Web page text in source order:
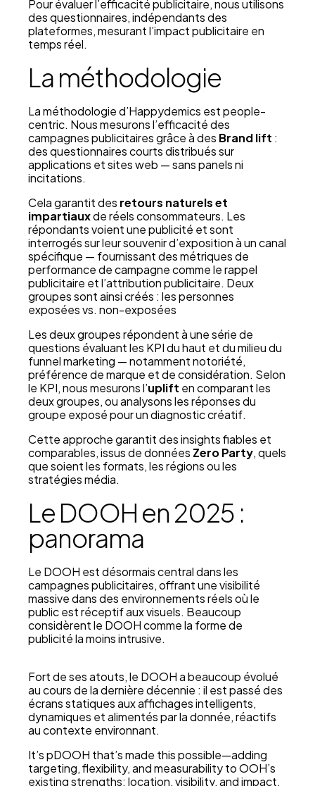
Pour évaluer l’efficacité publicitaire, nous utilisons
des questionnaires, indépendants des
plateformes, mesurant l’impact publicitaire en
temps réel.
La méthodologie
La méthodologie d’Happydemics est people-
centric. Nous mesurons l’efficacité des
campagnes publicitaires grâce à des Brand lift :
des questionnaires courts distribués sur
applications et sites web — sans panels ni
incitations.
Cela garantit des retours naturels et
impartiauxde réels consommateurs. Les
répondants voient une publicité et sont
interrogés sur leur souvenir d’exposition à un canal
spécifique — fournissant des métriques de
performance de campagne comme le rappel
publicitaire et l’attribution publicitaire. Deux
groupes sont ainsi créés : les personnes
exposées vs. non-exposées
Les deux groupes répondent à une série de
questions évaluant les KPI du haut et du milieu du
funnel marketing — notamment notoriété,
préférence de marque et de considération. Selon
le KPI, nous mesurons l’uplift en comparant les
deux groupes, ou analysons les réponses du
groupe exposé pour un diagnostic créatif.
Cette approche garantit des insights fiables et
comparables, issus de données Zero Party, quels
que soient les formats, les régions ou les
stratégies média.
Le DOOH en 2025 :
panorama
Le DOOH est désormais central dans les
campagnes publicitaires, offrant une visibilité
massive dans des environnements réels où le
public est réceptif aux visuels. Beaucoup
considèrent le DOOH comme la forme de
publicité la moins intrusive.
Fort de ses atouts, le DOOH a beaucoup évolué
au cours de la dernière décennie : il est passé des
écrans statiques aux affichages intelligents,
dynamiques et alimentés par la donnée, réactifs
au contexte environnant.
It’s pDOOH that’s made this possible—adding
targeting, flexibility, and measurability to OOH’s
existing strengths: location, visibility, and impact.